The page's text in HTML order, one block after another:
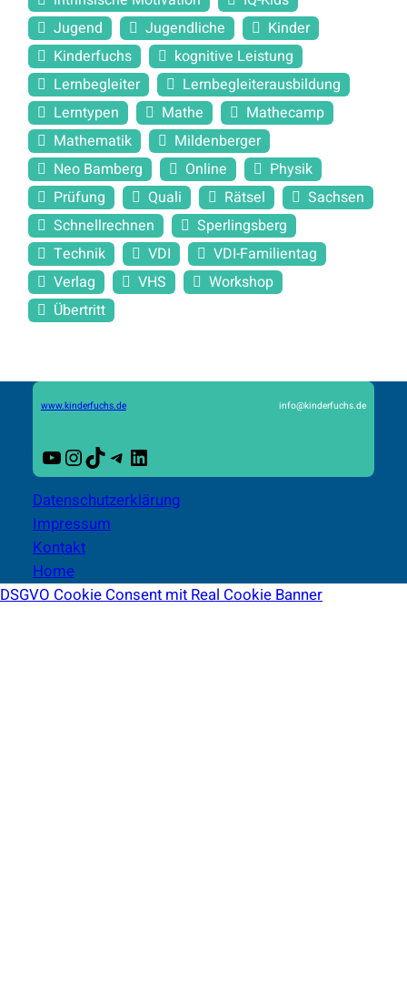
Jugend
Jugendliche
Kinder
Kinderfuchs
kognitive Leistung
Lernbegleiter
Lernbegleiterausbildung
Lerntypen
Mathe
Mathecamp
Mathematik
Mildenberger
Neo Bamberg
Online
Physik
Prüfung
Quali Rätsel
Sachsen
Schnellrechnen
Sperlingsberg
Technik
VDI
VDI-Familientag
Verlag
VHS
Workshop
Übertritt
www.kinderfuchs.de info@kinderfuchs.de
YouTube
Instagram
TikTok
Telegram
LinkedIn
Datenschutzerklärung
Impressum
Kontakt
Home
DSGVO Cookie Consent mit Real Cookie Banner